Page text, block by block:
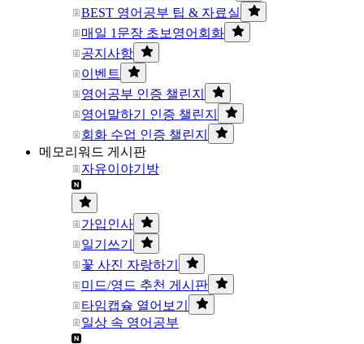
BEST 영어공부 팁 & 자료실
매일 1문장 초보영어회화
공지사항
이벤트
영어공부 인증 챌린지
영어말하기 인증 챌린지
회화 수업 인증 챌린지
메모리워드 게시판
자유이야기방
가입인사
일기쓰기
꽃 사진 자랑하기
미드/영드 추천 게시판
타임캡슐 열어보기
일상 속 영어공부